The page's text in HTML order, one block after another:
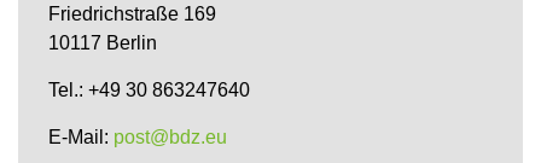
Friedrichstraße 169
10117 Berlin
Tel.: +49 30 863247640
E-Mail: post@bdz.eu